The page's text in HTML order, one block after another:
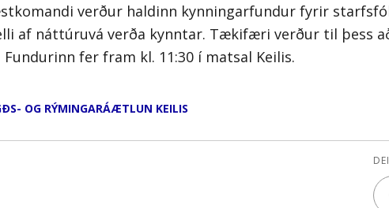
verður haldinn kynningarfundur fyrir
af náttúruvá verða kynntar. Tækifæri verður til þess
fer fram kl. 11:30 í matsal Keilis.
OG RÝMINGARÁÆTLUN KEILIS